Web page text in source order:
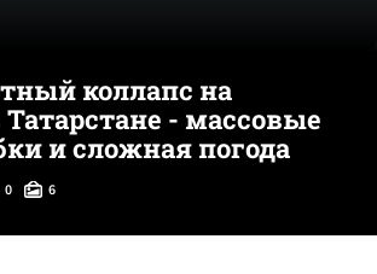
коллапс на
Татарстане - массовые
и сложная погода
0 6